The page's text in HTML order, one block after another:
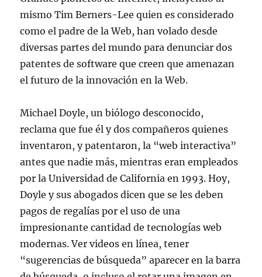
mismo Tim Berners-Lee quien es considerado
como el padre de la Web, han volado desde
diversas partes del mundo para denunciar dos
patentes de software que creen que amenazan
el futuro de la innovación en la Web.
Michael Doyle, un biólogo desconocido,
reclama que fue él y dos compañeros quienes
inventaron, y patentaron, la “web interactiva”
antes que nadie más, mientras eran empleados
por la Universidad de California en 1993. Hoy,
Doyle y sus abogados dicen que se les deben
pagos de regalías por el uso de una
impresionante cantidad de tecnologías web
modernas. Ver videos en línea, tener
“sugerencias de búsqueda” aparecer en la barra